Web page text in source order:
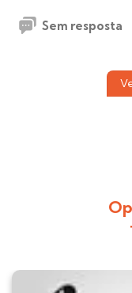
Sem resposta